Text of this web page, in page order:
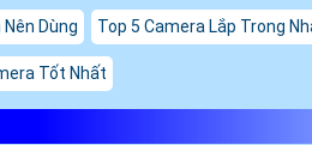
Dùng Top 5 Camera Lắp Trong
Tốt Nhất